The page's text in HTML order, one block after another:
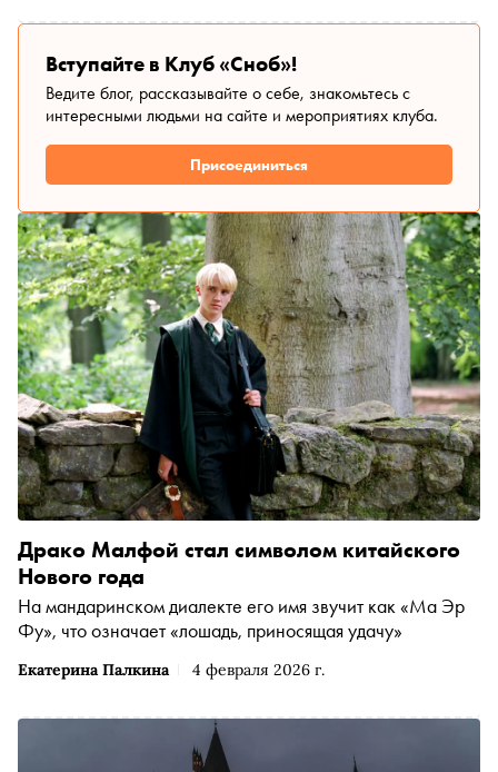
Вступайте в Клуб «Сноб»!
Ведите блог, рассказывайте о себе, знакомьтесь с
интересными людьми на сайте и мероприятиях клуба.
Присоединиться
Екатерина Палкина 4 февраля 2026 г.
Драко Малфой стал символом китайского
Нового года
На мандаринском диалекте его имя звучит как «Ма Эр
Фу», что означает «лошадь, приносящая удачу»